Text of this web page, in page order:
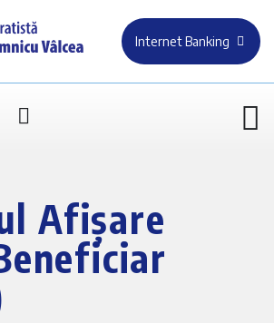
Internet Banking
Afișare